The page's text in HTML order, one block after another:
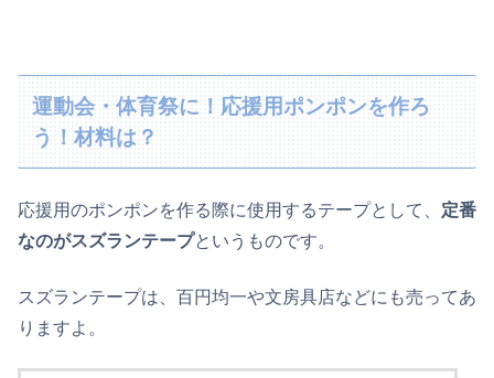
運動会・体育祭に！応援用ポンポンを作ろ
う！材料は？
応援用のポンポンを作る際に使用するテープとして、 定番
なのがスズランテープというものです。
スズランテープは、百円均一や文房具店などにも売ってあ
りますよ。